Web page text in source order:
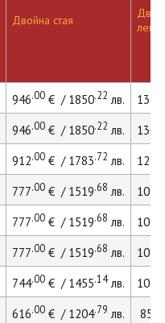
Двойна стая
легло
946.00€ / 1850.22 лв. 1302
946.00€ / 1850.22 лв. 1302
912.00€ / 1783.72 лв. 1256
777.00€ / 1519.68 лв. 1073
777.00€ / 1519.68 лв. 1073
777.00€ / 1519.68 лв. 1073
744.00€ / 1455.14лв. 1030
616.00€ / 1204.79 лв. 856